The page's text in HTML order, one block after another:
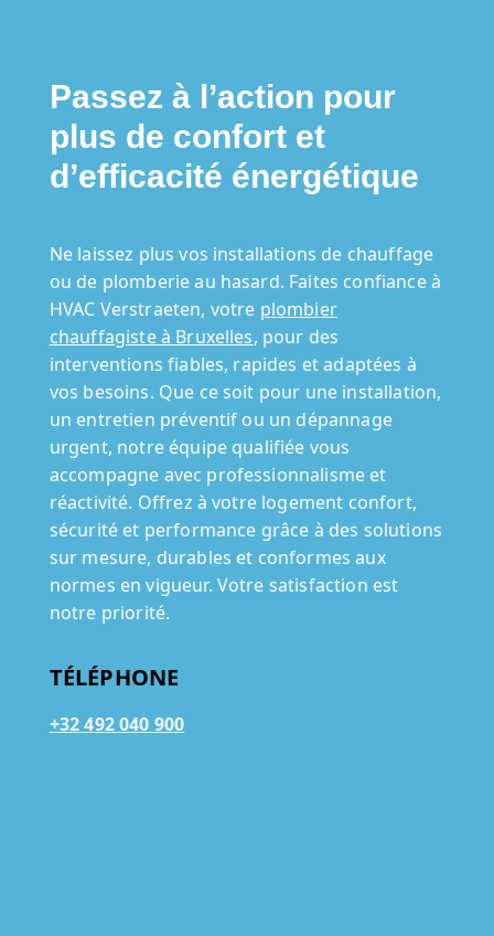
Passez à l’action pour
plus de confort et
d’efficacité énergétique
Ne laissez plus vos installations de chauffage
ou de plomberie au hasard. Faites confiance à
HVAC Verstraeten, votre plombier
chauffagiste à Bruxelles, pour des
interventions fiables, rapides et adaptées à
vos besoins. Que ce soit pour une installation,
un entretien préventif ou un dépannage
urgent, notre équipe qualifiée vous
accompagne avec professionnalisme et
réactivité. Offrez à votre logement confort,
sécurité et performance grâce à des solutions
sur mesure, durables et conformes aux
normes en vigueur. Votre satisfaction est
notre priorité.
TÉLÉPHONE
+32 492 040 900